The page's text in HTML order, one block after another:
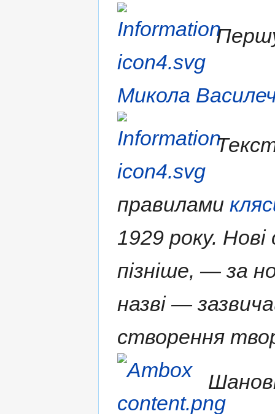
Першу
Микола
правилами
1929 року.
пізніше, — за
назві —
створення